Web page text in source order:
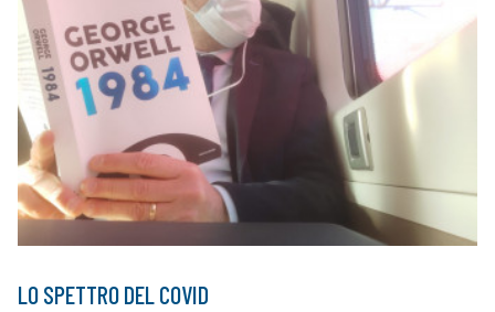
LO SPETTRO DEL COVID